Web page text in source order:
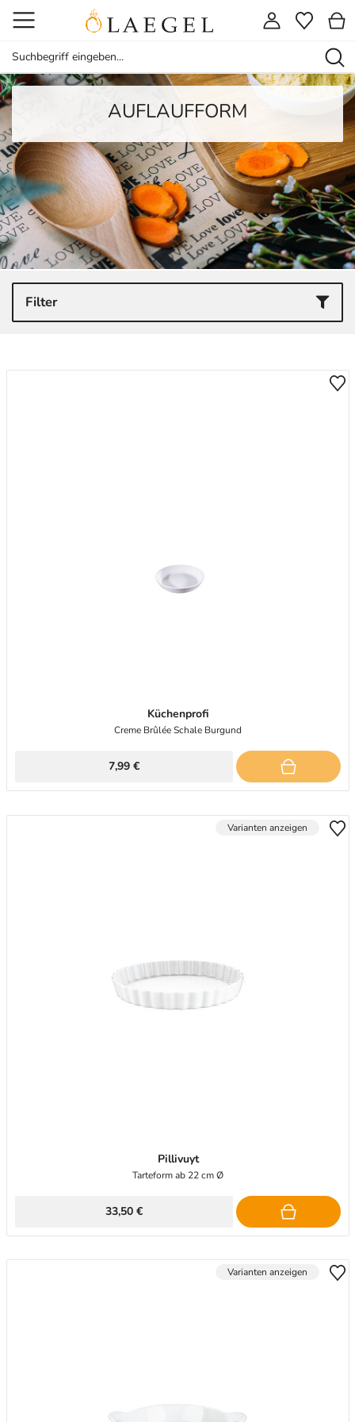
AUFLAUFFORM
Filter
Küchenprofi
Creme Brûlée Schale Burgund
7,99 €
Varianten anzeigen
Pillivuyt
Tarteform ab 22 cm Ø
33,50 €
Varianten anzeigen